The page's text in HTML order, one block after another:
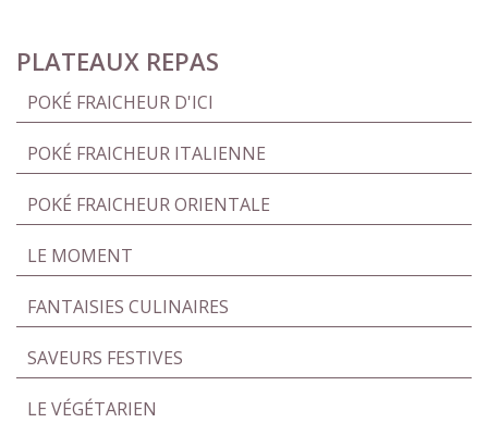
PLATEAUX REPAS
POKÉ FRAICHEUR D'ICI
POKÉ FRAICHEUR ITALIENNE
POKÉ FRAICHEUR ORIENTALE
LE MOMENT
FANTAISIES CULINAIRES
SAVEURS FESTIVES
LE VÉGÉTARIEN